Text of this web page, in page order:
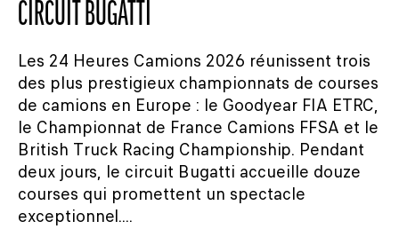
CIRCUIT BUGATTI
Les 24 Heures Camions 2026 réunissent trois
des plus prestigieux championnats de courses
de camions en Europe : le Goodyear FIA ETRC,
le Championnat de France Camions FFSA et le
British Truck Racing Championship. Pendant
deux jours, le circuit Bugatti accueille douze
courses qui promettent un spectacle
exceptionnel....